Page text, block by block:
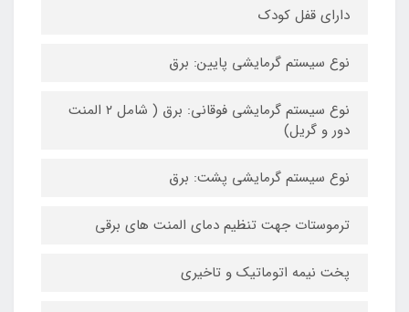
دارای قفل کودک
نوع سیستم گرمایشی پایین: برق
نوع سیستم گرمایشی فوقانی: برق ( شامل ۲ المنت
دور و گریل)
نوع سیستم گرمایشی پشت: برق
ترموستات جهت تنظیم دمای المنت های برقی
پخت نیمه اتوماتیک و تاخیری